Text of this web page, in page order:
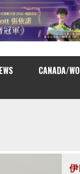
CANADA/